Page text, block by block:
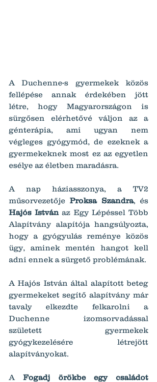
A Duchenne-s gyermekek közös
fellépése annak érdekében jött
létre, hogy Magyarországon is
sürgősen elérhetővé váljon az a
génterápia, ami ugyan nem
végleges gyógymód, de ezeknek a
gyermekeknek most ez az egyetlen
esélye az életben maradásra.
A nap háziasszonya, a TV2
műsorvezetője Proksa Szandra
Hajós István az Egy Lépéssel Több
Alapítvány alapítója hangsúlyozta,
hogy a gyógyulás reménye közös
ügy, aminek mentén hangot kell
adni ennek a sürgető problémának.
A Hajós István által alapított beteg
gyermekeket segítő alapítvány már
tavaly elkezdte felkarolni a
Duchenne izomsorvadással
született gyermekek
gyógykezelésére létrejött
alapítványokat.
A Fogadj örökbe egy családot